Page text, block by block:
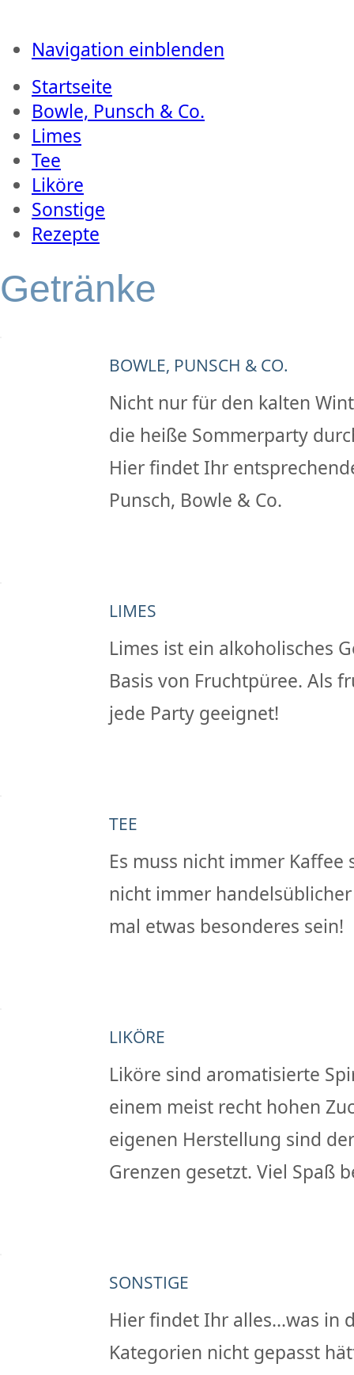
Navigation einblenden
Startseite
Bowle, Punsch & Co.
Limes
Tee
Liköre
Sonstige
Rezepte
Getränke
BOWLE, PUNSCH & CO.
Nicht nur für den kalten
die heiße Sommerparty
Hier findet Ihr
Punsch, Bowle & Co.
LIMES
Limes ist ein alkoholisches
Basis von Fruchtpüree. Als
jede Party geeignet!
TEE
Es muss nicht immer Kaffee
nicht immer
mal etwas besonderes sein!
LIKÖRE
Liköre sind aromatisierte
einem meist recht hohen
eigenen Herstellung sind
Grenzen gesetzt. Viel Spaß
SONSTIGE
Hier findet Ihr alles...was in
Kategorien nicht gepasst